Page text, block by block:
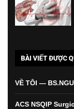
BÀI VIẾT ĐƯỢC
VỀ TÔI —
ACS NSQIP